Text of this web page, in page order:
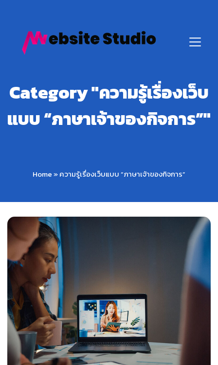
Category "ความรู้เรื่องเว็บ
แบบ “ภาษาเจ้าของกิจการ”"
Home»ความรู้เรื่องเว็บแบบ “ภาษาเจ้าของกิจการ”